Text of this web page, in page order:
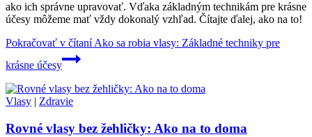
ako ich správne upravovať. Vďaka základným technikám pre krásne
účesy môžeme mať vždy dokonalý vzhľad. Čítajte ďalej, ako na to!
Pokračovať v čítaníAko sa robia vlasy: Základné techniky pre
krásne účesy
Vlasy | Zdravie
Rovné vlasy bez žehličky: Ako na to doma